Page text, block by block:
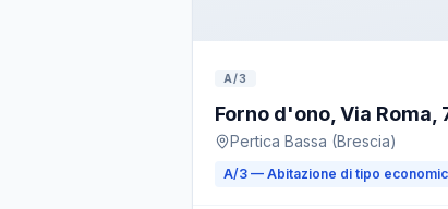
A/3
Forno d'ono, Via
Pertica Bassa (Brescia)
A/3 — Abitazione di tipo